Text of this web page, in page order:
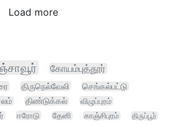
Load more
கோயம்புத்தூர்
திருநெல்வேலி
செங்கல்பட்டு
திண்டுக்கல்
விழுப்புரம்
ஈரோடு தேனி காஞ்சிபுரம்
திருப்பூர்